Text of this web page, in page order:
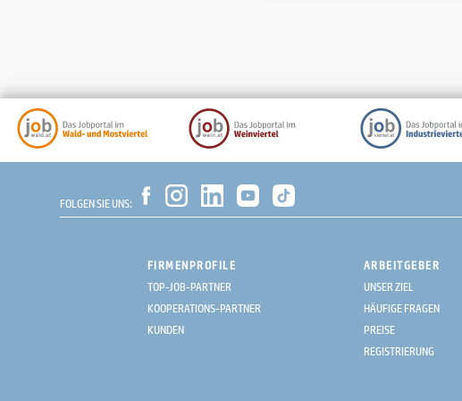
FOLGEN SIE UNS:
FIRMENPROFILE
TOP-JOB-PARTNER
KOOPERATIONS-PARTNER
KUNDEN
ARBEITGEBER
UNSER ZIEL
HÄUFIGE FRAGEN
PREISE
REGISTRIERUNG